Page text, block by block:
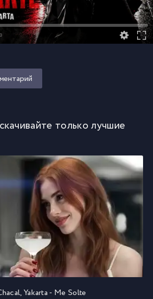
только лучшие
Yakarta - Me Solte